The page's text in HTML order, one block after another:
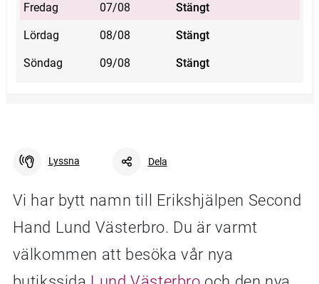
Lyssna Dela
Vi har bytt namn till Erikshjälpen Second
Hand Lund Västerbro. Du är varmt
välkommen att besöka vår nya
Fredag 07/08 Stängt
Lördag 08/08 Stängt
Söndag 09/08 Stängt